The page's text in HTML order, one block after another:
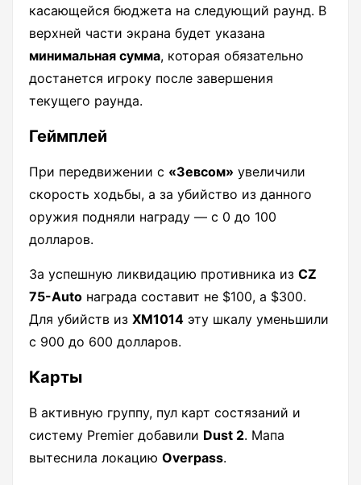
касающейся бюджета на следующий раунд. В
верхней части экрана будет указана
минимальная сумма, которая обязательно
достанется игроку после завершения
текущего раунда.
Геймплей
При передвижении с «Зевсом» увеличили
скорость ходьбы, а за убийство из данного
оружия подняли награду — с 0 до 100
долларов.
За успешную ликвидацию противника из CZ
75-Auto награда составит не $100, а $300.
Для убийств из XM1014 эту шкалу уменьшили
с 900 до 600 долларов.
Карты
В активную группу, пул карт состязаний и
систему Premier добавили Dust 2. Мапа
вытеснила локацию Overpass.